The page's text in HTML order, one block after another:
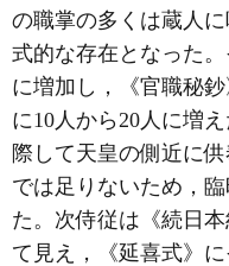
の職掌の多くは蔵人
式的な存在となった
に増加し，《官職秘
に10人から20人に増
際して天皇の側近に
では足りないため，
た。次侍従は《続日
て見え，《延喜式》